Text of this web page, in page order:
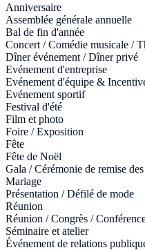
Anniversaire
Assemblée générale annuelle
Bal de fin d'année
Concert / Comédie musicale /
Dîner événement / Dîner privé
Evénement d'entreprise
Evénement d'équipe &
Evénement sportif
Festival d'été
Film et photo
Foire / Exposition
Fête
Fête de Noël
Gala / Cérémonie de remise
Mariage
Présentation / Défilé de mode
Réunion
Réunion / Congrès /
Séminaire et atelier
Événement de relations